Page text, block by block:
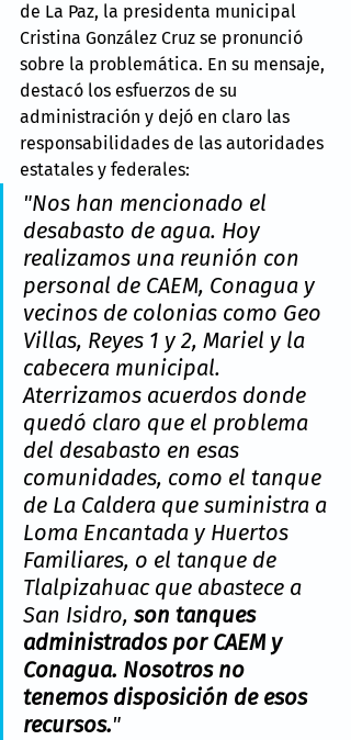
de La Paz, la presidenta municipal
Cristina González Cruz se pronunció
sobre la problemática. En su mensaje,
destacó los esfuerzos de su
administración y dejó en claro las
responsabilidades de las autoridades
estatales y federales:
"Nos han mencionado el
desabasto de agua. Hoy
realizamos una reunión con
personal de CAEM, Conagua y
vecinos de colonias como Geo
Villas, Reyes 1 y 2, Mariel y la
cabecera municipal.
Aterrizamos acuerdos donde
quedó claro que el problema
del desabasto en esas
comunidades, como el tanque
de La Caldera que suministra a
Loma Encantada y Huertos
Familiares, o el tanque de
Tlalpizahuac que abastece a
San Isidro, son tanques
administrados por CAEM y
Conagua. Nosotros no
tenemos disposición de esos
recursos."